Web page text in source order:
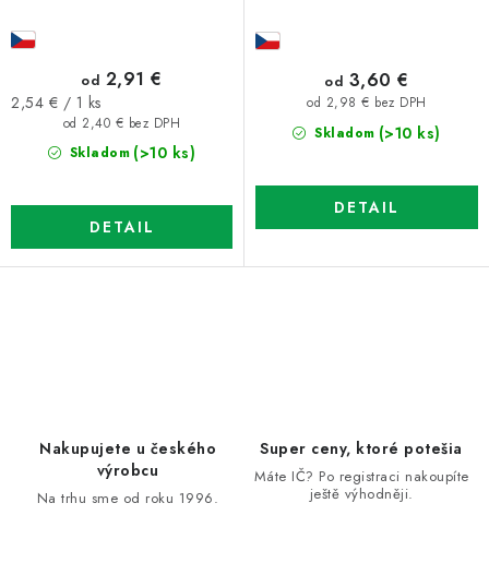
Skladom (>10 ks)
od 2,40 € bez DPH
od 2,91 €
Jednotková
2,54 € / 1 ks
DETAIL
Skladom (>10 ks)
od 2,98 € bez DPH
od 3,60 €
DETAIL
Nakupujete u českého
výrobcu
Na trhu sme od roku 1996.
Super ceny, ktoré potešia
Máte IČ? Po registraci nakoupíte
ještě výhodněji.